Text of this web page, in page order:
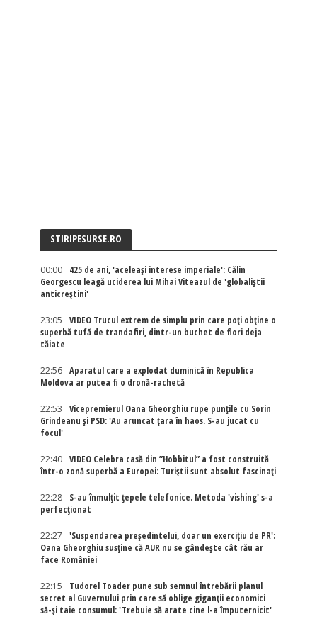
STIRIPESURSE.RO
00:00
425 de ani, 'aceleași interese imperiale': Călin
Georgescu leagă uciderea lui Mihai Viteazul de 'globaliștii
anticreștini'
23:05
VIDEO Trucul extrem de simplu prin care poți obține o
superbă tufă de trandafiri, dintr-un buchet de flori deja
tăiate
22:56
Aparatul care a explodat duminică în Republica
Moldova ar putea fi o dronă-rachetă
22:53
Vicepremierul Oana Gheorghiu rupe punțile cu Sorin
Grindeanu și PSD: 'Au aruncat țara în haos. S-au jucat cu
focul'
22:40
VIDEO Celebra casă din ”Hobbitul” a fost construită
într-o zonă superbă a Europei: Turiștii sunt absolut fascinați
22:28
S-au înmulțit țepele telefonice. Metoda 'vishing' s-a
perfecționat
22:27
'Suspendarea președintelui, doar un exercițiu de PR':
Oana Gheorghiu susține că AUR nu se gândește cât rău ar
face României
22:15
Tudorel Toader pune sub semnul întrebării planul
secret al Guvernului prin care să oblige giganții economici
să-și taie consumul: 'Trebuie să arate cine l-a împuternicit'